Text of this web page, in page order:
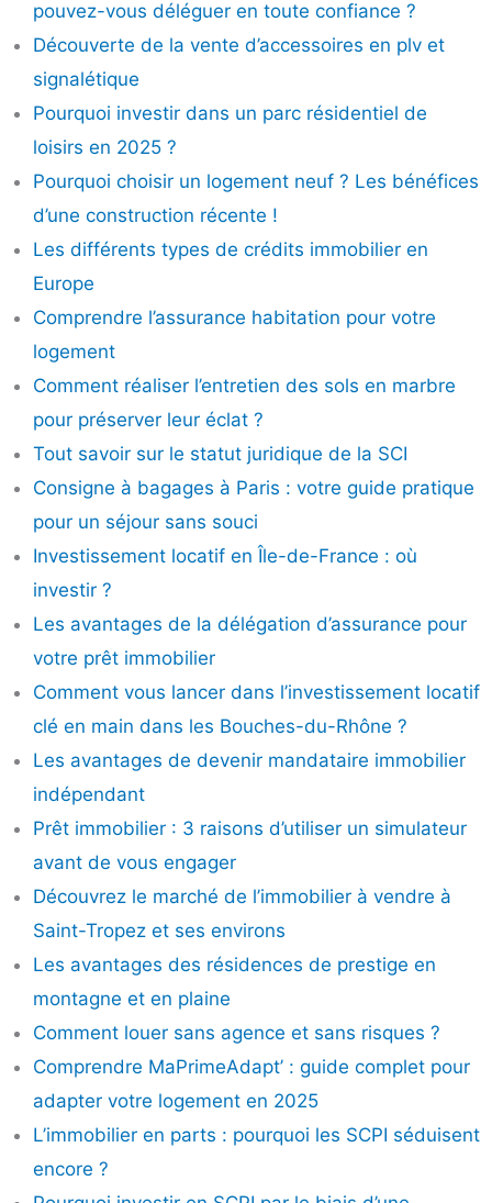
pouvez-vous déléguer en toute confiance ?
Découverte de la vente d’accessoires en plv et
signalétique
Pourquoi investir dans un parc résidentiel de
loisirs en 2025 ?
Pourquoi choisir un logement neuf ? Les bénéfices
d’une construction récente !
Les différents types de crédits immobilier en
Europe
Comprendre l’assurance habitation pour votre
logement
Comment réaliser l’entretien des sols en marbre
pour préserver leur éclat​ ?
Tout savoir sur le statut juridique de la SCI
Consigne à bagages à Paris : votre guide pratique
pour un séjour sans souci
Investissement locatif en Île-de-France : où
investir ?
Les avantages de la délégation d’assurance pour
votre prêt immobilier
Comment vous lancer dans l’investissement locatif
clé en main dans les Bouches-du-Rhône ?
Les avantages de devenir mandataire immobilier
indépendant
Prêt immobilier : 3 raisons d’utiliser un simulateur
avant de vous engager
Découvrez le marché de l’immobilier à vendre à
Saint-Tropez et ses environs
Les avantages des résidences de prestige en
montagne et en plaine
Comment louer sans agence et sans risques ?
Comprendre MaPrimeAdapt’ : guide complet pour
adapter votre logement en 2025
L’immobilier en parts : pourquoi les SCPI séduisent
encore ?